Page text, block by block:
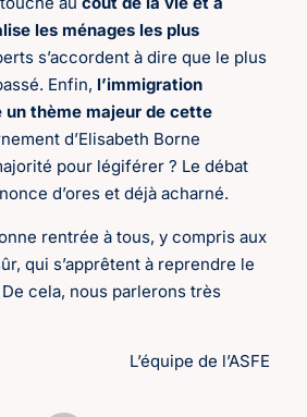
les ménages les plus
s’accordent à dire que le plus
Enfin, l’immigration
un thème majeur de cette
d’Elisabeth Borne
pour légiférer ? Le débat
d’ores et déjà acharné.
rentrée à tous, y compris aux
qui s’apprêtent à reprendre le
cela, nous parlerons très
L’équipe de l’ASFE